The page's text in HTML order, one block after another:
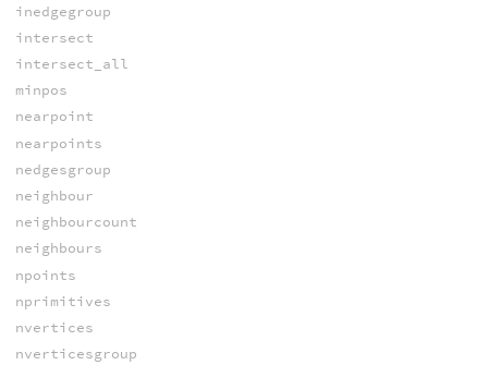
inedgegroup
intersect
intersect_all
minpos
nearpoint
nearpoints
nedgesgroup
neighbour
neighbourcount
neighbours
npoints
nprimitives
nvertices
nverticesgroup